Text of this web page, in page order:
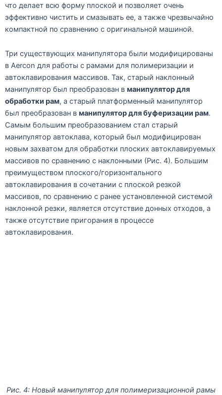
что делает всю форму плоской и позволяет очень
эффективно чистить и смазывать ее, а также чрезвычайно
компактной по сравнению с оригинальной машиной.
Три существующих манипулятора были модифицированы
в Aercon для работы с рамами для полимеризации и
автоклавирования массивов. Так, старый наклонный
манипулятор был преобразован в манипулятор для
обработки рам, а старый платформенный манипулятор
был преобразован в манипулятор для буферизации рам.
Самым большим преобразованием стал старый
манипулятор автоклава, который был модифицирован
новым захватом для обработки плоских автоклавируемых
массивов по сравнению с наклонными (Рис. 4). Большим
преимуществом плоского/горизонтального
автоклавирования в сочетании с плоской резкой
массивов, по сравнению с ранее установленной системой
наклонной резки, является отсутствие донных отходов, а
также отсутствие пригорания в процессе
автоклавирования.
Рис. 4: Новый манипулятор для полимеризационной рамы